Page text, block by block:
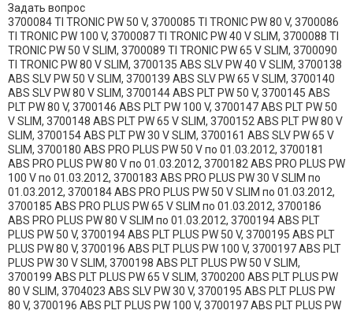
Задать вопрос
3700084 TI TRONIC PW 50 V, 3700085 TI TRONIC PW 80 V, 3700086
TI TRONIC PW 100 V, 3700087 TI TRONIC PW 40 V SLIM, 3700088 TI
TRONIC PW 50 V SLIM, 3700089 TI TRONIC PW 65 V SLIM, 3700090
TI TRONIC PW 80 V SLIM, 3700135 ABS SLV PW 40 V SLIM, 3700138
ABS SLV PW 50 V SLIM, 3700139 ABS SLV PW 65 V SLIM, 3700140
ABS SLV PW 80 V SLIM, 3700144 ABS PLT PW 50 V, 3700145 ABS
PLT PW 80 V, 3700146 ABS PLT PW 100 V, 3700147 ABS PLT PW 50
V SLIM, 3700148 ABS PLT PW 65 V SLIM, 3700152 ABS PLT PW 80 V
SLIM, 3700154 ABS PLT PW 30 V SLIM, 3700161 ABS SLV PW 65 V
SLIM, 3700180 ABS PRO PLUS PW 50 V по 01.03.2012, 3700181
ABS PRO PLUS PW 80 V по 01.03.2012, 3700182 ABS PRO PLUS PW
100 V по 01.03.2012, 3700183 ABS PRO PLUS PW 30 V SLIM по
01.03.2012, 3700184 ABS PRO PLUS PW 50 V SLIM по 01.03.2012,
3700185 ABS PRO PLUS PW 65 V SLIM по 01.03.2012, 3700186
ABS PRO PLUS PW 80 V SLIM по 01.03.2012, 3700194 ABS PLT
PLUS PW 50 V, 3700194 ABS PLT PLUS PW 50 V, 3700195 ABS PLT
PLUS PW 80 V, 3700196 ABS PLT PLUS PW 100 V, 3700197 ABS PLT
PLUS PW 30 V SLIM, 3700198 ABS PLT PLUS PW 50 V SLIM,
3700199 ABS PLT PLUS PW 65 V SLIM, 3700200 ABS PLT PLUS PW
80 V SLIM, 3704023 ABS SLV PW 30 V, 3700195 ABS PLT PLUS PW
80 V, 3700196 ABS PLT PLUS PW 100 V, 3700197 ABS PLT PLUS PW